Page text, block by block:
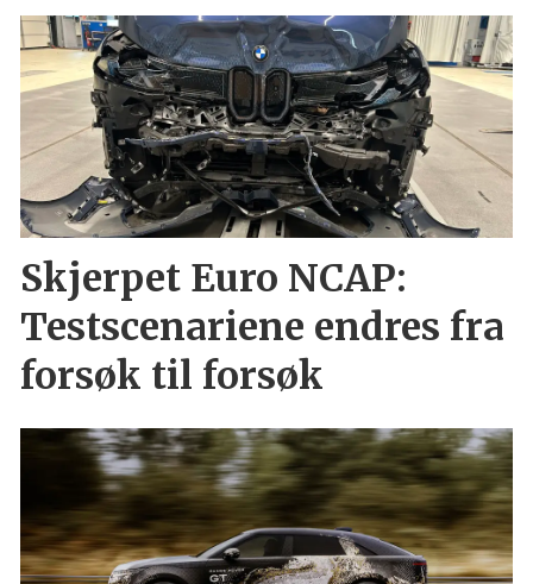
Skjerpet Euro NCAP:
Testscenariene endres fra
forsøk til forsøk